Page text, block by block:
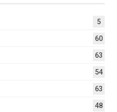
5
60
63
54
63
48